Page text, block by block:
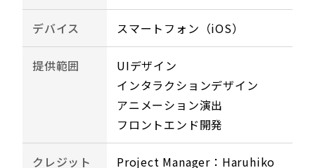
デバイス スマートフォン（iOS）
提供範囲
UIデザイン
インタラクションデザイン
アニメーション演出
フロントエンド開発
クレジット
Project Manager：Haruhiko